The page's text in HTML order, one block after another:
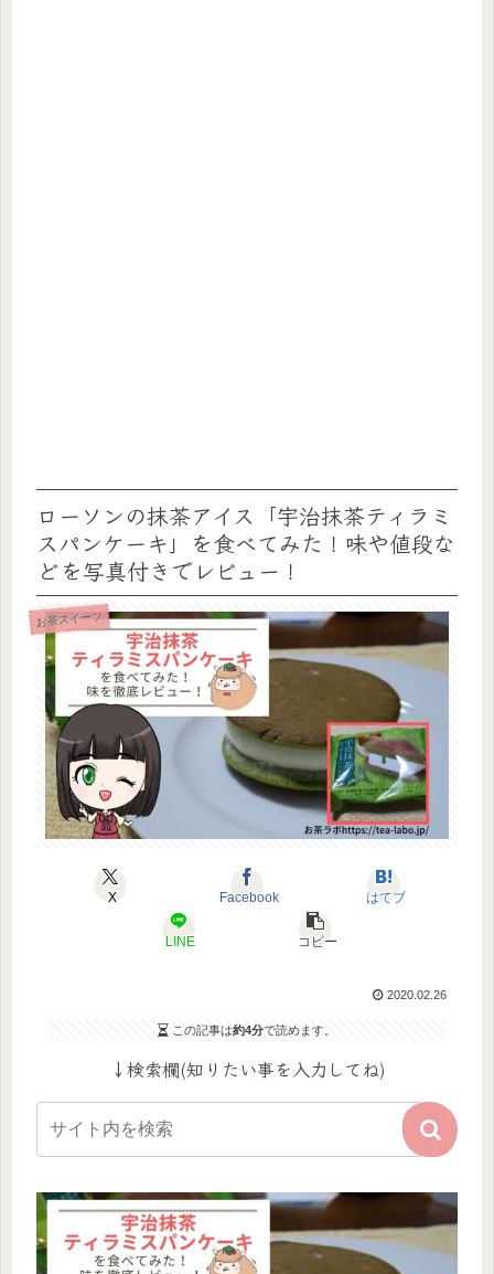
ローソンの抹茶アイス「宇治抹茶ティラミ
スパンケーキ」を食べてみた！味や値段な
どを写真付きでレビュー！
お茶スイーツ
X Facebook はてブ
LINE コピー
2020.02.26
この記事は約4分で読めます。
↓検索欄(知りたい事を入力してね)